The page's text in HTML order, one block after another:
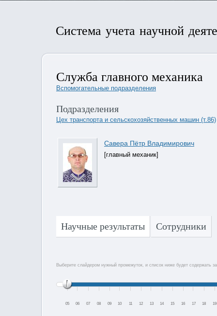
Система учета научной
Служба главного механика
Вспомогательные подразделения
Подразделения
Цех транспорта и сельскохозяйственных машин (т.86)
Савера Пётр Владимирович
[главный механик]
Научные результаты Сотрудники
Выберите слайдером нужный промежуток, и список ниже будет содержать
05 06 07 08 09 10 11 12 13 14 15 16 17 18 19